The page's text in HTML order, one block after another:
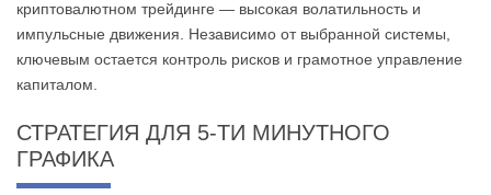
криптовалютном трейдинге — высокая волатильность и
импульсные движения. Независимо от выбранной системы,
ключевым остается контроль рисков и грамотное управление
капиталом.
СТРАТЕГИЯ ДЛЯ 5-ТИ МИНУТНОГО
ГРАФИКА